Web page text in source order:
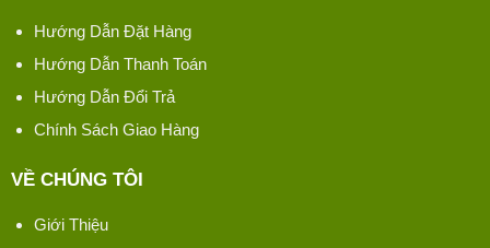
Hướng Dẫn Đặt Hàng
Hướng Dẫn Thanh Toán
Hướng Dẫn Đổi Trả
Chính Sách Giao Hàng
VỀ CHÚNG TÔI
Giới Thiệu